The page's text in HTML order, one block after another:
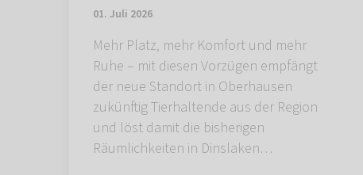
01. Juli 2026
Mehr Platz, mehr Komfort und mehr
Ruhe – mit diesen Vorzügen empfängt
der neue Standort in Oberhausen
zukünftig Tierhaltende aus der Region
und löst damit die bisherigen
Räumlichkeiten in Dinslaken…